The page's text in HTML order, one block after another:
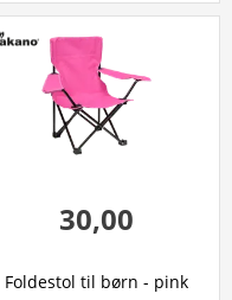
30,00
Foldestol til børn - pink